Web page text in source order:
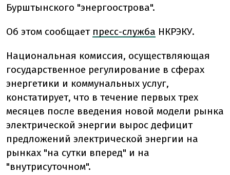
Бурштынского "энергоострова".
Об этом сообщает пресс-служба НКРЭКУ.
Национальная комиссия, осуществляющая
государственное регулирование в сферах
энергетики и коммунальных услуг,
констатирует, что в течение первых трех
месяцев после введения новой модели рынка
электрической энергии вырос дефицит
предложений электрической энергии на
рынках "на сутки вперед" и на
"внутрисуточном".